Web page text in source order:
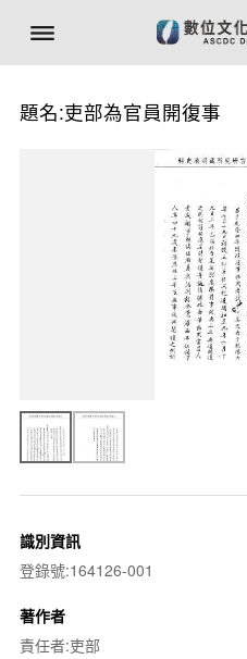
題名:吏部為官員開復事
識別資訊
登錄號:164126-001
著作者
責任者:吏部